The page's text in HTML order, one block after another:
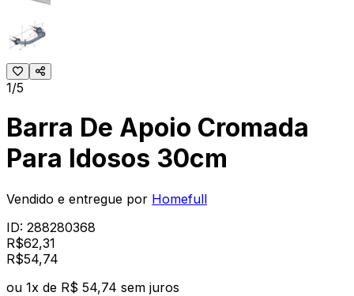
1/5
Barra De Apoio Cromada
Para Idosos 30cm
Vendido e entregue por Homefull
ID: 288280368
R$62,31
R$54,74
ou 1x de R$ 54,74 sem juros